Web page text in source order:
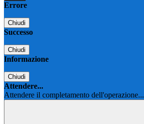
Errore
Chiudi
Successo
Chiudi
Informazione
Chiudi
Attendere...
Attendere il completamento dell'operazione...